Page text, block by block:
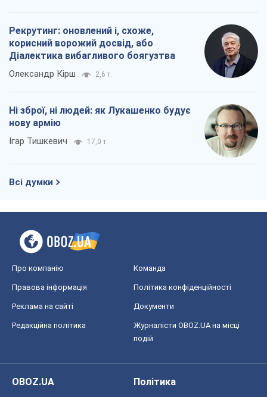
Рекрутинг: оновлений і, схоже,
корисний ворожий досвід, або
Діалектика вибагливого боягузтва
Олександр Кірш 2,6 т.
Ні зброї, ні людей: як Лукашенко будує
нову армію
Ігар Тишкевич 17,0 т.
Всі думки
Про компанію Команда
Правова інформація Політика конфіденційності
Реклама на сайті Документи
Редакційна політика
Журналісти OBOZ.UA на місці
подій
OBOZ.UA
Політика